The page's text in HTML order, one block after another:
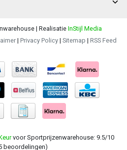
| Realisatie InStijl Media
| Privacy Policy | Sitemap | RSS Feed
voor Sportprijzenwarehouse: 9.5/10
beoordelingen)